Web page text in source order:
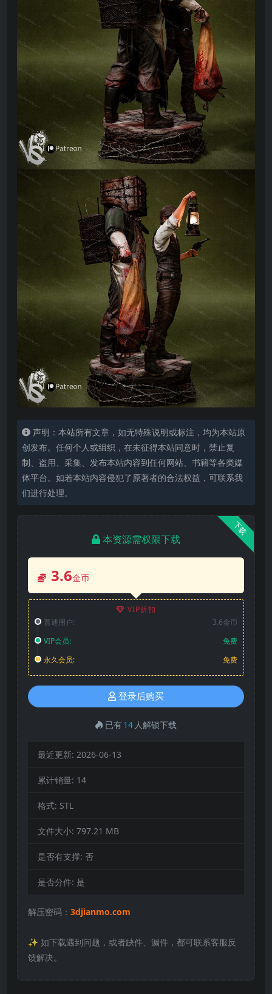
声明：本站所有文章，如无特殊说明或标注，均为本站原
创发布。任何个人或组织，在未征得本站同意时，禁止复
制、盗用、采集、发布本站内容到任何网站、书籍等各类媒
体平台。如若本站内容侵犯了原著者的合法权益，可联系我
们进行处理。
下载
本资源需权限下载
3.6金币
VIP折扣
普通用户:
3.6金币
VIP会员:
免费
永久会员:
免费
登录后购买
已有14 人解锁下载
最近更新: 2026-06-13
累计销量: 14
格式: STL
文件大小: 797.21 MB
是否有支撑: 否
是否分件: 是
解压密码： 3djianmo.com
✨️ 如下载遇到问题，或者缺件、漏件，都可联系客服反
馈解决。